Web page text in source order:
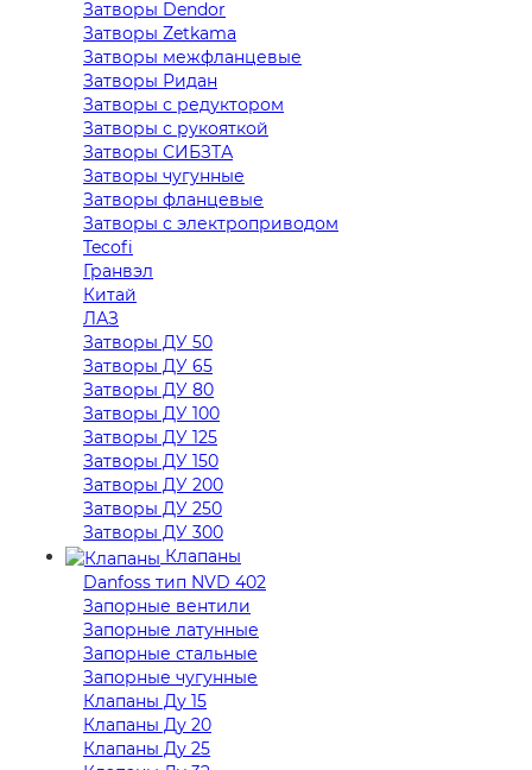
Затворы Dendor
Затворы Zetkama
Затворы межфланцевые
Затворы Ридан
Затворы с редуктором
Затворы с рукояткой
Затворы СИБЗТА
Затворы чугунные
Затворы фланцевые
Затворы с электроприводом
Tecofi
Гранвэл
Китай
ЛАЗ
Затворы ДУ 50
Затворы ДУ 65
Затворы ДУ 80
Затворы ДУ 100
Затворы ДУ 125
Затворы ДУ 150
Затворы ДУ 200
Затворы ДУ 250
Затворы ДУ 300
Клапаны
Danfoss тип NVD 402
Запорные вентили
Запорные латунные
Запорные стальные
Запорные чугунные
Клапаны Ду 15
Клапаны Ду 20
Клапаны Ду 25